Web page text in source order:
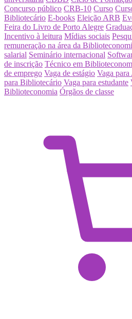
Concurso público CRB-10 Curso
Bibliotecário E-books Eleição ARB
Feira do Livro de Porto Alegre
Incentivo à leitura Mídias sociais
remuneração na área da
salarial Seminário internacional
de inscrição Técnico em
de emprego Vaga de estágio Vaga para
para Bibliotecário Vaga para estudante
Biblioteconomia Órgãos de classe